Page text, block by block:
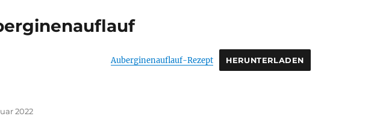
Auberginenauflauf-Rezept HERUNTERLADEN
2022